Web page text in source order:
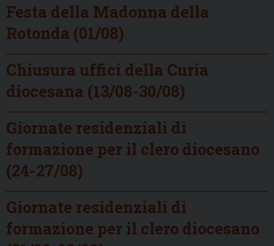
Festa della Madonna della
Rotonda (01/08)
Chiusura uffici della Curia
diocesana (13/08-30/08)
Giornate residenziali di
formazione per il clero diocesano
(24-27/08)
Giornate residenziali di
formazione per il clero diocesano